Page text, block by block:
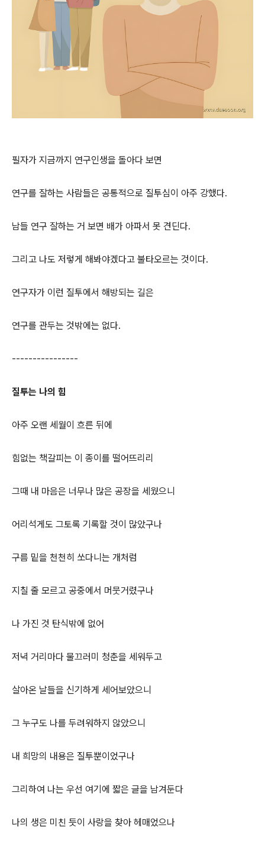
필자가 지금까지 연구인생을 돌아다 보면
연구를 잘하는 사람들은 공통적으로 질투심이 아주 강했다.
남들 연구 잘하는 거 보면 배가 아파서 못 견딘다.
그리고 나도 저렇게 해봐야겠다고 불타오르는 것이다.
연구자가 이런 질투에서 해방되는 길은
연구를 관두는 것밖에는 없다.
----------------
질투는 나의 힘
아주 오랜 세월이 흐른 뒤에
힘없는 책갈피는 이 종이를 떨어뜨리리
그때 내 마음은 너무나 많은 공장을 세웠으니
어리석게도 그토록 기록할 것이 많았구나
구름 밑을 천천히 쏘다니는 개처럼
지칠 줄 모르고 공중에서 머뭇거렸구나
나 가진 것 탄식밖에 없어
저녁 거리마다 물끄러미 청춘을 세워두고
살아온 날들을 신기하게 세어보았으니
그 누구도 나를 두려워하지 않았으니
내 희망의 내용은 질투뿐이었구나
그리하여 나는 우선 여기에 짧은 글을 남겨둔다
나의 생은 미친 듯이 사랑을 찾아 헤매었으나